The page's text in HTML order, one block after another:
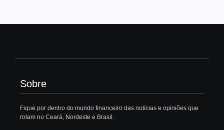
Sobre
Fique por dentro do mundo financeiro das notícias e opiniões que
rolam no Ceará, Nordeste e Brasil.